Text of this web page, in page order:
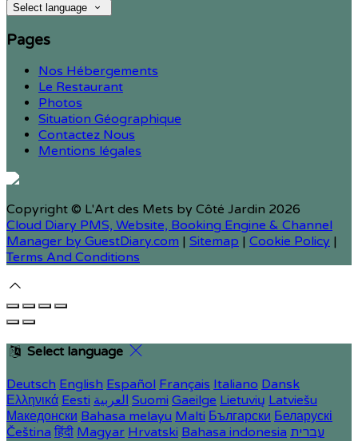
Select language
Pages
Nos Hébergements
Le Restaurant
Photos
Situation Géographique
Contactez Nous
Mentions légales
Copyright © L'Art des Mets by Côté Jardin 2026
Cloud Diary PMS, Website, Booking Engine & Channel
Manager by GuestDiary.com | Sitemap | Cookie Policy |
Terms And Conditions
Select language
Deutsch English Español Français Italiano Dansk
Ελληνικά Eesti العربية Suomi Gaeilge Lietuvių Latviešu
Македонски Bahasa melayu Malti Български Беларускі
Čeština हिंदी Magyar Hrvatski Bahasa indonesia עברית